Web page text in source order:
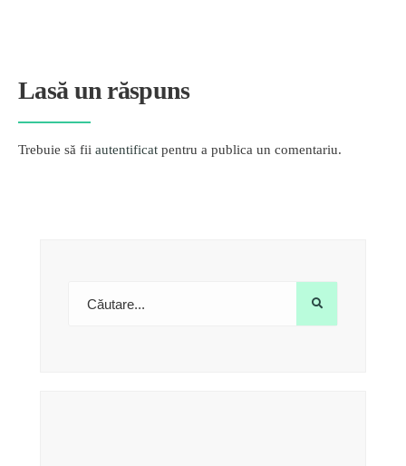
Lasă un răspuns
Trebuie să fii autentificat pentru a publica un comentariu.